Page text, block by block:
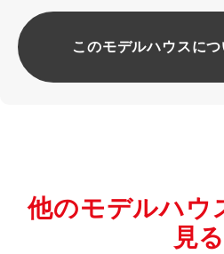
このモデルハウスに
他のモデルハウ
見る